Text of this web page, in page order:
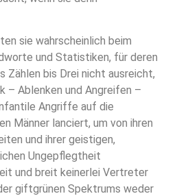
sie wahrscheinlich beim
und Statistiken, für deren
Zählen bis Drei nicht ausreicht,
– Ablenken und Angreifen –
Angriffe auf die
Männer lanciert, um von ihren
und ihrer geistigen,
Ungepflegtheit
und breit keinerlei Vertreter
giftgrünen Spektrums weder